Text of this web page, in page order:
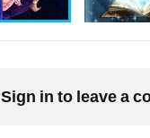
Sign in to leave a